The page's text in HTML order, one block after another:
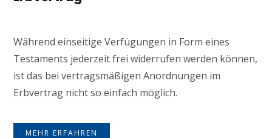
Während einseitige Verfügungen in Form eines
Testaments jederzeit frei widerrufen werden können,
ist das bei vertragsmäßigen Anordnungen im
Erbvertrag nicht so einfach möglich.
MEHR ERFAHREN